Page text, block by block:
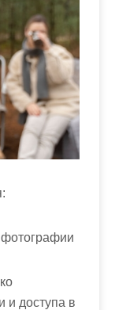
и доступа в